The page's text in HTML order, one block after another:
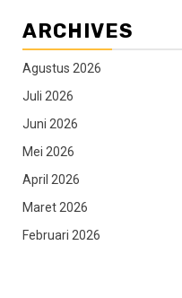
ARCHIVES
Agustus 2026
Juli 2026
Juni 2026
Mei 2026
April 2026
Maret 2026
Februari 2026